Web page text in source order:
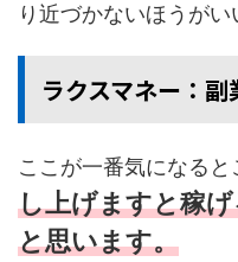
り近づかないほうがい
ラクスマネー：
ここが一番気になると
し上げますと稼
と思います。